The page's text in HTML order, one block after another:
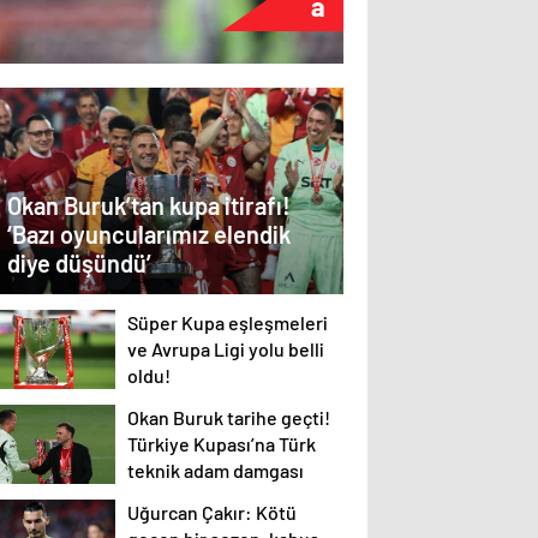
Okan Buruk’tan kupa itirafı!
‘Bazı oyuncularımız elendik
diye düşündü’
Süper Kupa eşleşmeleri
ve Avrupa Ligi yolu belli
oldu!
Okan Buruk tarihe geçti!
Türkiye Kupası’na Türk
teknik adam damgası
Uğurcan Çakır: Kötü